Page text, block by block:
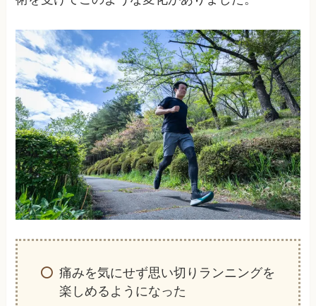
痛みを気にせず思い切りランニングを
楽しめるようになった